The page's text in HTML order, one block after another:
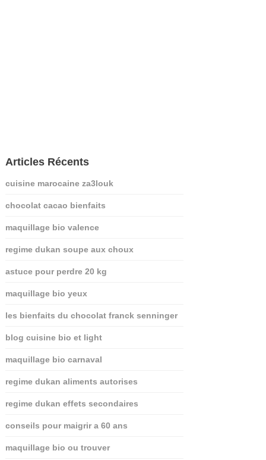
Articles Récents
cuisine marocaine za3louk
chocolat cacao bienfaits
maquillage bio valence
regime dukan soupe aux choux
astuce pour perdre 20 kg
maquillage bio yeux
les bienfaits du chocolat franck senninger
blog cuisine bio et light
maquillage bio carnaval
regime dukan aliments autorises
regime dukan effets secondaires
conseils pour maigrir a 60 ans
maquillage bio ou trouver